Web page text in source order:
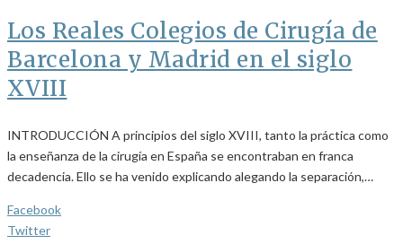
Los Reales Colegios de Cirugía de
Barcelona y Madrid en el siglo
XVIII
INTRODUCCIÓN A principios del siglo XVIII, tanto la práctica como
la enseñanza de la cirugía en España se encontraban en franca
decadencia. Ello se ha venido explicando alegando la separación,…
Facebook
Twitter